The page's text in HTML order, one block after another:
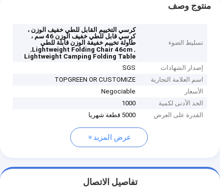
منتوج وصف
تسليط الضوء
كرسي التخييم القابل للطي خفيف الوزن ،
كرسي قابل للطي خفيف الوزن 46 سم ،
طاولة تخييم خفيفة الوزن قابلة للطي
,
Lightweight Folding Chair 46cm
,
Lightweight Camping Folding Table
إصدار الشهادات
SGS
اسم العلامة التجارية
TOPGREEN OR CUSTOMIZE
الأسعار
Negociable
الحد الأدنى لكمية
1000
القدرة على العرض
5000 قطعة شهريا
عرض المزيد
تفاصيل الاتصال